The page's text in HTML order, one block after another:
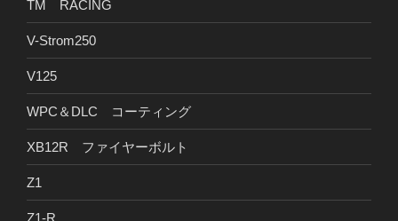
TM RACING
V-Strom250
V125
WPC＆DLC コーティング
XB12R ファイヤーボルト
Z1
Z1-R